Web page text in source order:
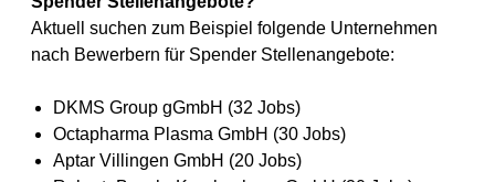
Aktuell suchen zum Beispiel folgende Unternehmen
nach Bewerbern für Spender Stellenangebote:
DKMS Group gGmbH (32 Jobs)
Octapharma Plasma GmbH (30 Jobs)
Aptar Villingen GmbH (20 Jobs)